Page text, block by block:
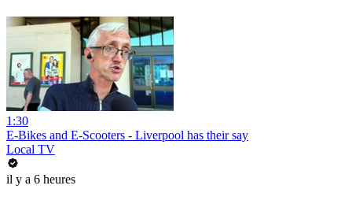
1:30
E-Bikes and E-Scooters - Liverpool has their say
Local TV
il y a 6 heures